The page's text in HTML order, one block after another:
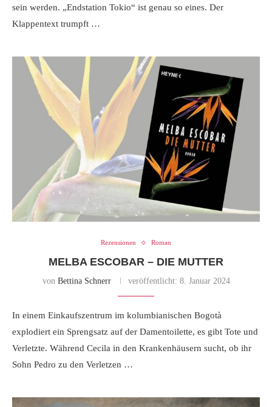
sein werden. „Endstation Tokio“ ist genau so eines. Der
Klappentext trumpft …
Rezensionen Roman
MELBA ESCOBAR – DIE MUTTER
von Bettina Schnerr veröffentlicht: 8. Januar 2024
In einem Einkaufszentrum im kolumbianischen Bogotà
explodiert ein Sprengsatz auf der Damentoilette, es gibt Tote und
Verletzte. Während Cecila in den Krankenhäusern sucht, ob ihr
Sohn Pedro zu den Verletzen …